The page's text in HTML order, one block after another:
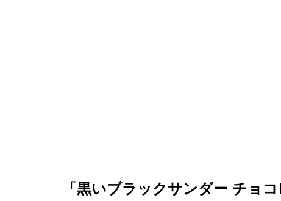
「黒いブラックサンダー チョ